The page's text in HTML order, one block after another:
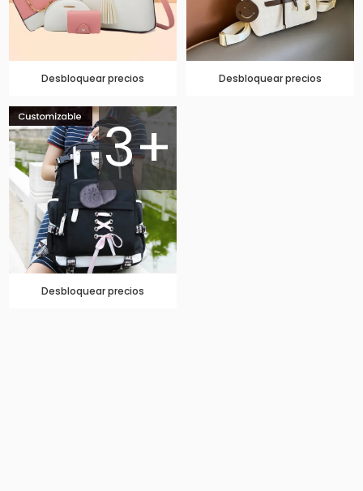
Desbloquear precios Desbloquear precios
3+
Desbloquear precios